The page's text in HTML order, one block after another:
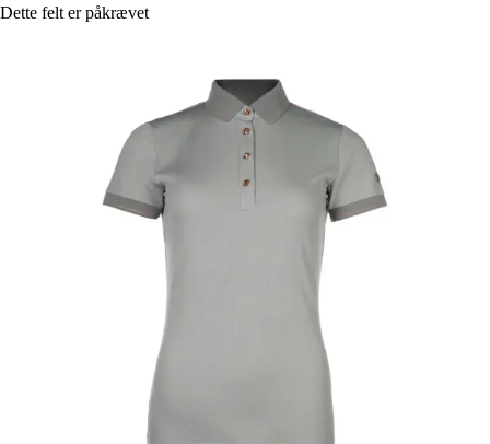
Dette felt er påkrævet